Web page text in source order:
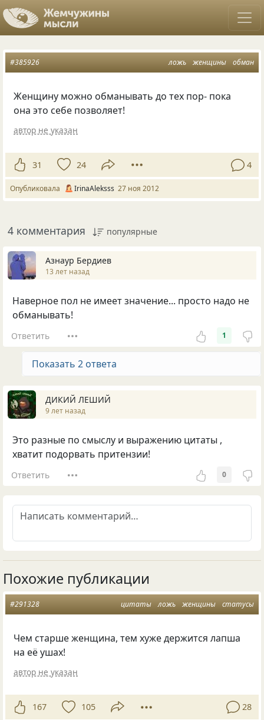
ложь женщины обман
#385926
Женщину можно обманывать до тех пор- пока
она это себе позволяет!
автор не указан
31 24 4
Опубликовала IrinaAleksss 27 ноя 2012
4 комментария популярные
Азнаур Бердиев
13 лет назад
Наверное пол не имеет значение... просто надо не
обманывать!
Ответить 1
Показать 2 ответа
ДИКИЙ ЛЕШИЙ
9 лет назад
Это разные по смыслу и выражению цитаты ,
хватит подорвать притензии!
Ответить 0
Похожие публикации
цитаты ложь женщины статусы
#291328
Чем старше женщина, тем хуже держится лапша
на её ушах!
автор не указан
167 105 28